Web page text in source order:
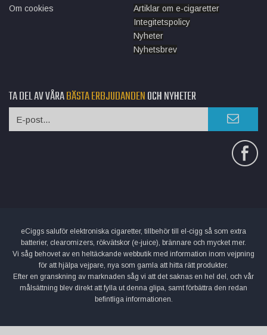
Om cookies
Artiklar om e-cigaretter
Integitetspolicy
Nyheter
Nyhetsbrev
TA DEL AV VÅRABÄSTA ERBJUDANDENOCH NYHETER
eCiggs saluför elektroniska cigaretter, tillbehör till el-cigg så som extra
batterier, clearomizers, rökvätskor (e-juice), brännare och mycket mer.
Vi såg behovet av en heltäckande webbutik med information inom vejpning
för att hjälpa vejpare, nya som gamla att hitta rätt produkter.
Efter en granskning av marknaden såg vi att det saknas en hel del, och vår
målsättning blev direkt att fylla ut denna glipa, samt förbättra den redan
befintliga informationen.